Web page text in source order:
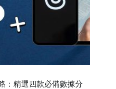
：精選四款必備數據分